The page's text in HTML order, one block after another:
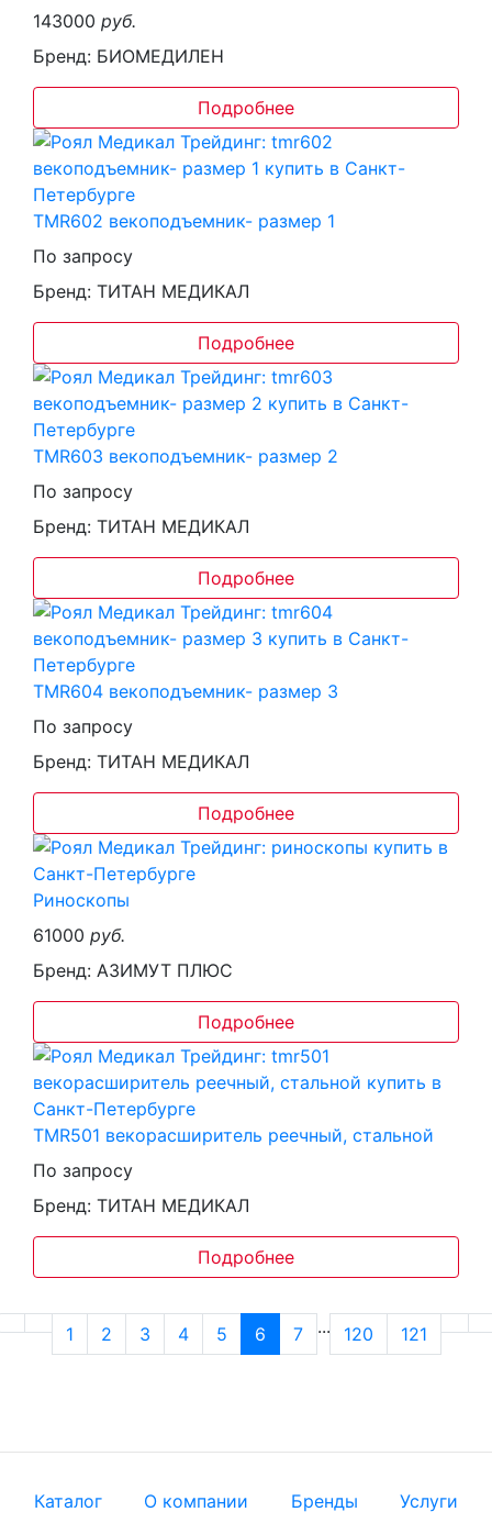
143000 руб.
Бренд: БИОМЕДИЛЕН
Подробнее
TMR602 векоподъемник- размер 1
По запросу
Бренд: ТИТАН МЕДИКАЛ
Подробнее
TMR603 векоподъемник- размер 2
По запросу
Бренд: ТИТАН МЕДИКАЛ
Подробнее
TMR604 векоподъемник- размер 3
По запросу
Бренд: ТИТАН МЕДИКАЛ
Подробнее
Риноскопы
61000 руб.
Бренд: АЗИМУТ ПЛЮС
Подробнее
TMR501 векорасширитель реечный, стальной
По запросу
Бренд: ТИТАН МЕДИКАЛ
Подробнее
1 2 3 4 5 6 7 ... 120 121
Каталог О компании Бренды Услуги